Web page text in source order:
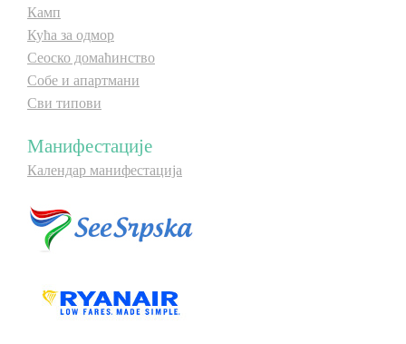
Камп
Кућа за одмор
Сеоско домаћинство
Собе и апартмани
Сви типови
Манифестације
Календар манифестација